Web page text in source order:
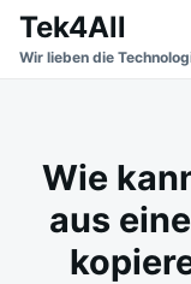
SkipSearch
for:
Tek4All
Wir lieben die
Wie
aus